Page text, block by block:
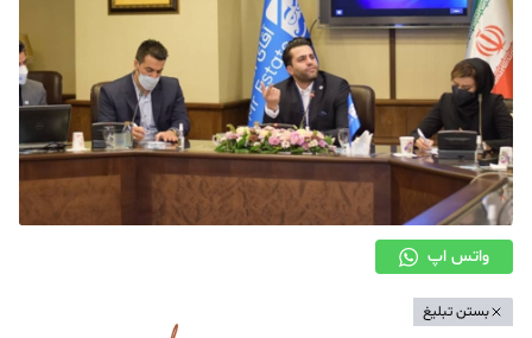
محله گردی
معماری
ملکی
همایش و نمایشگاه
واتس اپ
بستن تبلیغ